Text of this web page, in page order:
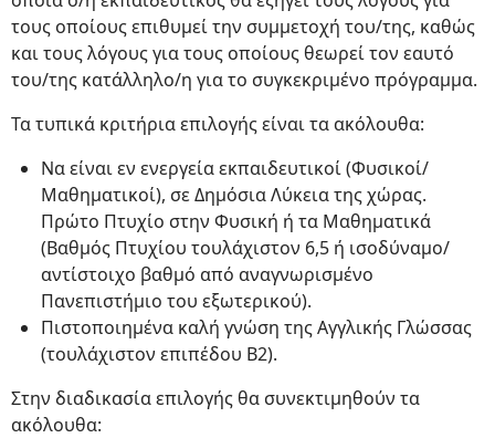
τους οποίους επιθυμεί την συμμετοχή του/της, καθώς
και τους λόγους για τους οποίους θεωρεί τον εαυτό
του/της κατάλληλο/η για το συγκεκριμένο πρόγραμμα.
Τα τυπικά κριτήρια επιλογής είναι τα ακόλουθα:
Να είναι εν ενεργεία εκπαιδευτικοί (Φυσικοί/
Μαθηματικοί), σε Δημόσια Λύκεια της χώρας.
Πρώτο Πτυχίο στην Φυσική ή τα Μαθηματικά
(Βαθμός Πτυχίου τουλάχιστον 6,5 ή ισοδύναμο/
αντίστοιχο βαθμό από αναγνωρισμένο
Πανεπιστήμιο του εξωτερικού).
Πιστοποιημένα καλή γνώση της Αγγλικής Γλώσσας
(τουλάχιστον επιπέδου Β2).
Στην διαδικασία επιλογής θα συνεκτιμηθούν τα
ακόλουθα: